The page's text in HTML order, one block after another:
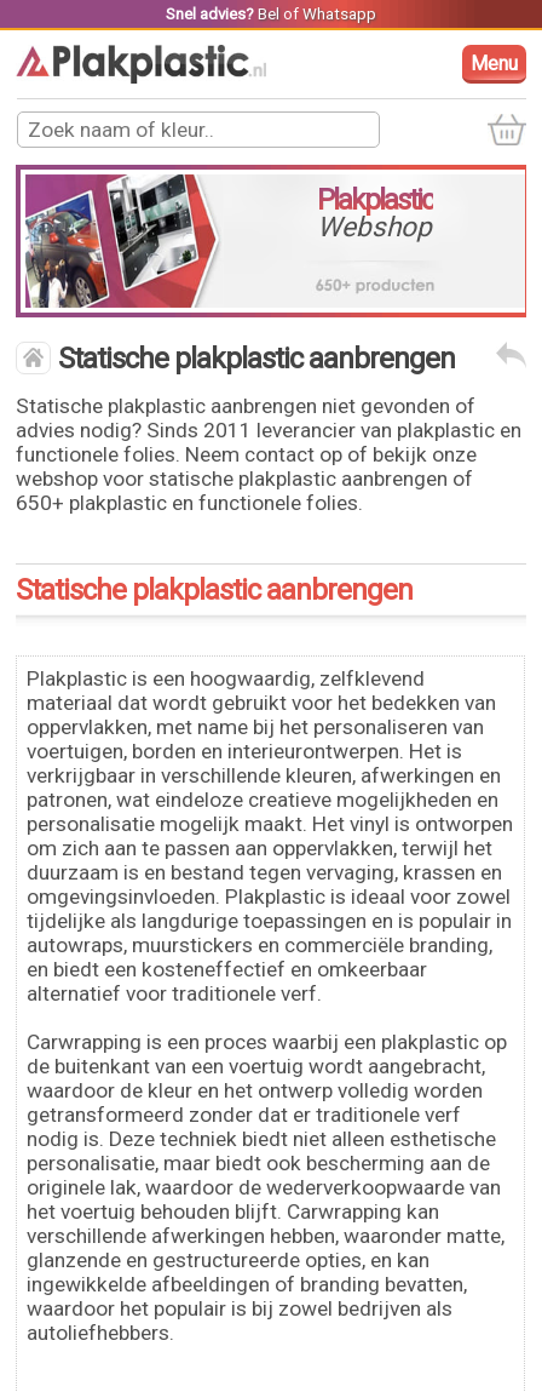
Snel advies? Belof Whatsapp
Menu
Plakplastic
Webshop
Statische plakplastic aanbrengen
Statische plakplastic aanbrengen niet gevonden of
advies nodig? Sinds 2011 leverancier van plakplastic en
functionele folies. Neem contact op of bekijk onze
webshop voor statische plakplastic aanbrengen of
650+ plakplastic en functionele folies.
Statische plakplastic aanbrengen
Plakplastic is een hoogwaardig, zelfklevend
materiaal dat wordt gebruikt voor het bedekken van
oppervlakken, met name bij het personaliseren van
voertuigen, borden en interieurontwerpen. Het is
verkrijgbaar in verschillende kleuren, afwerkingen en
patronen, wat eindeloze creatieve mogelijkheden en
personalisatie mogelijk maakt. Het vinyl is ontworpen
om zich aan te passen aan oppervlakken, terwijl het
duurzaam is en bestand tegen vervaging, krassen en
omgevingsinvloeden. Plakplastic is ideaal voor zowel
tijdelijke als langdurige toepassingen en is populair in
autowraps, muurstickers en commerciële branding,
en biedt een kosteneffectief en omkeerbaar
alternatief voor traditionele verf.
Carwrapping is een proces waarbij een plakplastic op
de buitenkant van een voertuig wordt aangebracht,
waardoor de kleur en het ontwerp volledig worden
getransformeerd zonder dat er traditionele verf
nodig is. Deze techniek biedt niet alleen esthetische
personalisatie, maar biedt ook bescherming aan de
originele lak, waardoor de wederverkoopwaarde van
het voertuig behouden blijft. Carwrapping kan
verschillende afwerkingen hebben, waaronder matte,
glanzende en gestructureerde opties, en kan
ingewikkelde afbeeldingen of branding bevatten,
waardoor het populair is bij zowel bedrijven als
autoliefhebbers.